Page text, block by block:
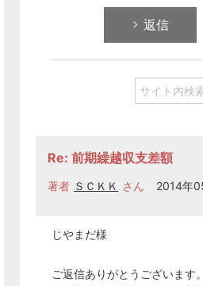
返信
Re: 前期繰越収支差額
著者 ＳＣＫＫ さん 2014年
じやまだ様
ご返信ありがとうございます。